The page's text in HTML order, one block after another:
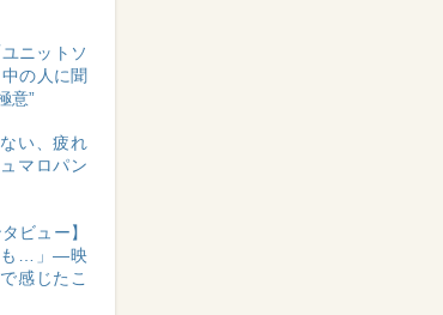
ニットソ
の人に聞
意”
い、疲れ
マロパン
ビュー】
も…」―映
感じたこ